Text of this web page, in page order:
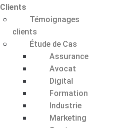
Clients
Témoignages
clients
Étude de Cas
Assurance
Avocat
Digital
Formation
Industrie
Marketing